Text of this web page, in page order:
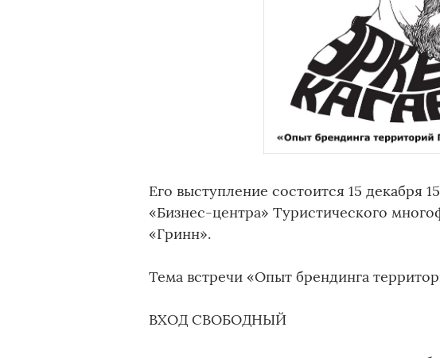
Его выступление состоится 15 декабря
«Бизнес-центра» Туристического
«Гринн».
Тема встречи «Опыт брендинга
ВХОД СВОБОДНЫЙ